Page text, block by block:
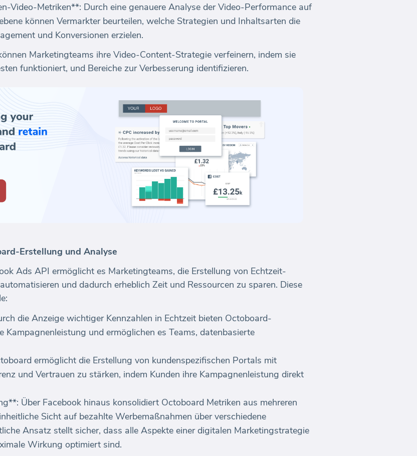
Video-Metriken**: Durch eine genauere Analyse der Video-Performance auf
können Vermarkter beurteilen, welche Strategien und Inhaltsarten die
und Konversionen erzielen.
Marketingteams ihre Video-Content-Strategie verfeinern, indem sie
funktioniert, und Bereiche zur Verbesserung identifizieren.
Erstellung und Analyse
Ads API ermöglicht es Marketingteams, die Erstellung von Echtzeit-
und dadurch erheblich Zeit und Ressourcen zu sparen. Diese
die Anzeige wichtiger Kennzahlen in Echtzeit bieten Octoboard-
Kampagnenleistung und ermöglichen es Teams, datenbasierte
ermöglicht die Erstellung von kundenspezifischen Portals mit
und Vertrauen zu stärken, indem Kunden ihre Kampagnenleistung direkt
Über Facebook hinaus konsolidiert Octoboard Metriken aus mehreren
Sicht auf bezahlte Werbemaßnahmen über verschiedene
Ansatz stellt sicher, dass alle Aspekte einer digitalen Marketingstrategie
Wirkung optimiert sind.